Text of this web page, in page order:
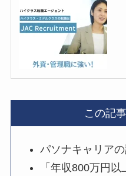
この記
パソナキャリア
「年収800万円